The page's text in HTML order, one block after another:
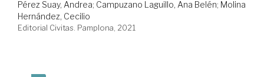
Pérez Suay, Andrea; Campuzano Laguillo, Ana Belén; Molina
Hernández, Cecilio
Editorial Civitas. Pamplona, 2021